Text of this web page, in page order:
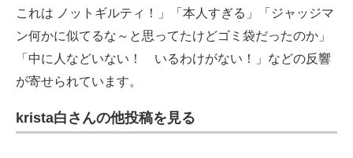
これは ノットギルティ！」「本人すぎる」「ジャッジマ
ン何かに似てるな～と思ってたけどゴミ袋だったのか」
「中に人などいない！ いるわけがない！」などの反響
が寄せられています。
krista白さんの他投稿を見る